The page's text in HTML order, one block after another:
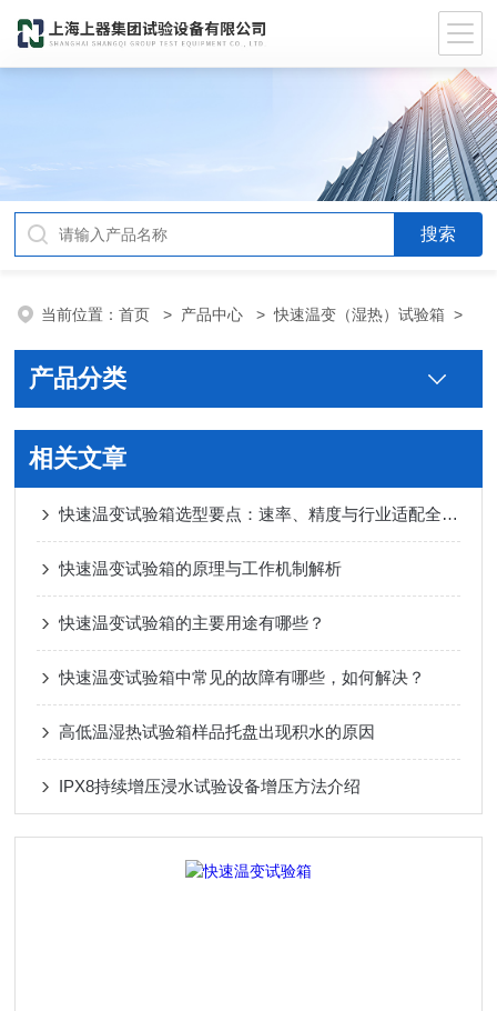
当前位置：首页 > 产品中心 >快速温变（湿热）试验箱 >
产品分类
相关文章
快速温变试验箱选型要点：速率、精度与行业适配全指南
快速温变试验箱的原理与工作机制解析
快速温变试验箱的主要用途有哪些？
快速温变试验箱中常见的故障有哪些，如何解决？
高低温湿热试验箱样品托盘出现积水的原因
IPX8持续增压浸水试验设备增压方法介绍